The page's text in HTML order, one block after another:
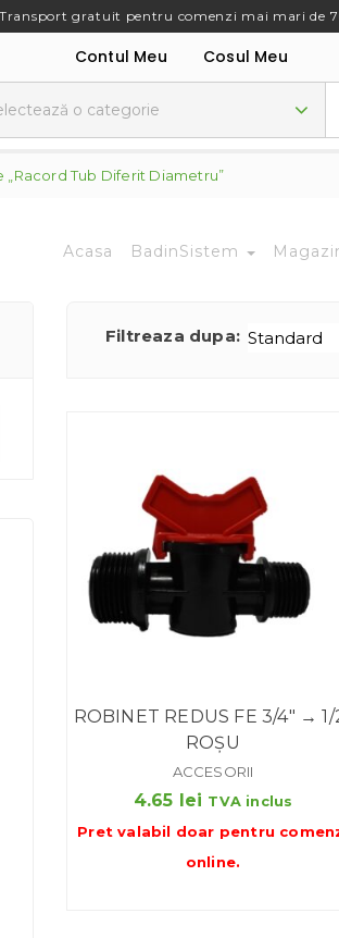
Transport gratuit pentru comenzi mai mari de
Contul Meu Cosul Meu
„racord Tub Diferit Diametru”
Acasa BadinSistem
Filtreaza dupa:
ROBINET REDUS FE 3/4″ → 1/
ROȘU
ACCESORII
4.65 lei TVA inclus
Pret valabil doar pentru
online.